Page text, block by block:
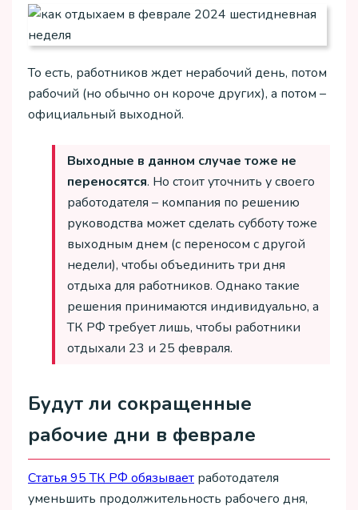
То есть, работников ждет нерабочий день, потом
рабочий (но обычно он короче других), а потом –
официальный выходной.
Выходные в данном случае тоже не
переносятся. Но стоит уточнить у своего
работодателя – компания по решению
руководства может сделать субботу тоже
выходным днем (с переносом с другой
недели), чтобы объединить три дня
отдыха для работников. Однако такие
решения принимаются индивидуально, а
ТК РФ требует лишь, чтобы работники
отдыхали 23 и 25 февраля.
Будут ли сокращенные
рабочие дни в феврале
Статья 95 ТК РФ обязывает работодателя
уменьшить продолжительность рабочего дня,